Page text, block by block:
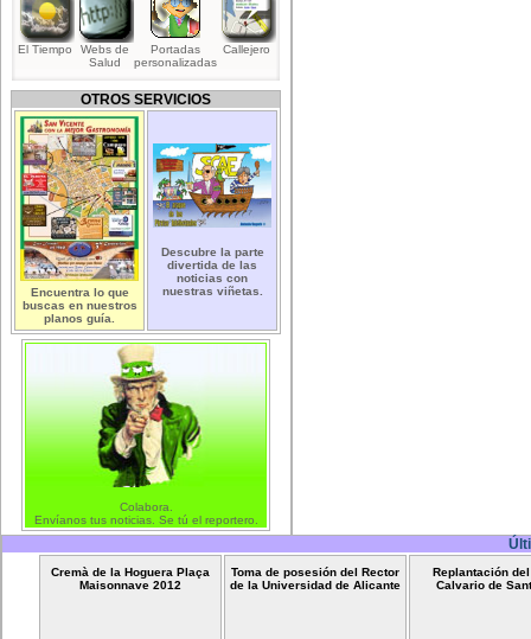
El Tiempo
Webs de
Salud
Portadas
personalizadas
Callejero
OTROS SERVICIOS
Encuentra lo que
buscas en nuestros
planos guía.
Descubre la parte
divertida de las
noticias con
nuestras viñetas.
Colabora.
Envíanos tus noticias. Se tú el reportero.
Cremà de la Hoguera Plaça
Maisonnave 2012
Toma de posesión del Rector
de la Universidad de Alicante
Replantación
Calvario de